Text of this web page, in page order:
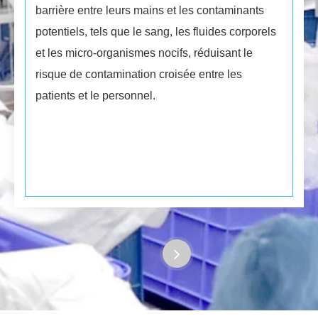
barrière entre leurs mains et les contaminants
potentiels, tels que le sang, les fluides corporels
et les micro-organismes nocifs, réduisant le
risque de contamination croisée entre les
patients et le personnel.